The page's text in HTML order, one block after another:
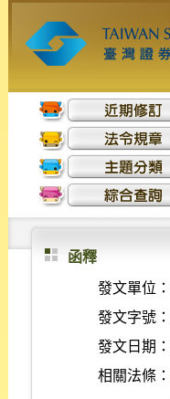
函釋
發文單位：
發文字號：
發文日期：
相關法條：